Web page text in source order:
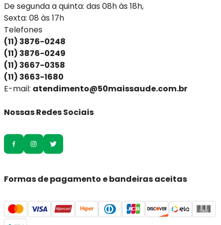
De segunda a quinta: das 08h às 18h,
Sexta: 08 às 17h
Telefones
(11) 3876-0248
(11) 3876-0249
(11) 3667-0358
(11) 3663-1680
E-mail: atendimento@50maissaude.com.br
Nossas Redes Sociais
Formas de pagamento e bandeiras aceitas